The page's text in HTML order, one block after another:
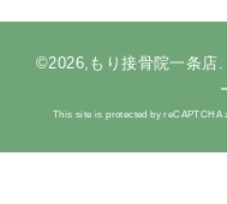
©2026,もり接骨院一条店
This site is protected by reCAPTCHA